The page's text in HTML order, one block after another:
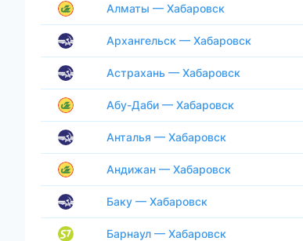
Алматы — Хабаровск
Архангельск — Хабаровск
Астрахань — Хабаровск
Абу-Даби — Хабаровск
Анталья — Хабаровск
Андижан — Хабаровск
Баку — Хабаровск
Барнаул — Хабаровск